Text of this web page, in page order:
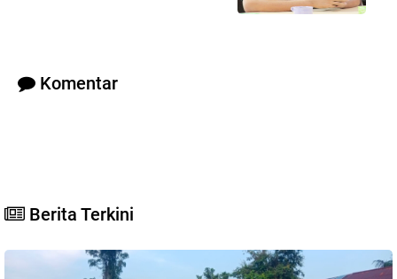
Komentar
Berita Terkini